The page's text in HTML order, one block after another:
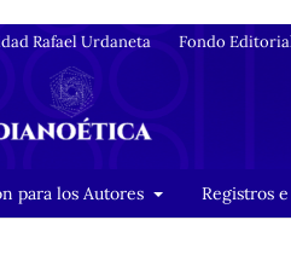
para los Autores Registros
Rafael Urdaneta Fondo